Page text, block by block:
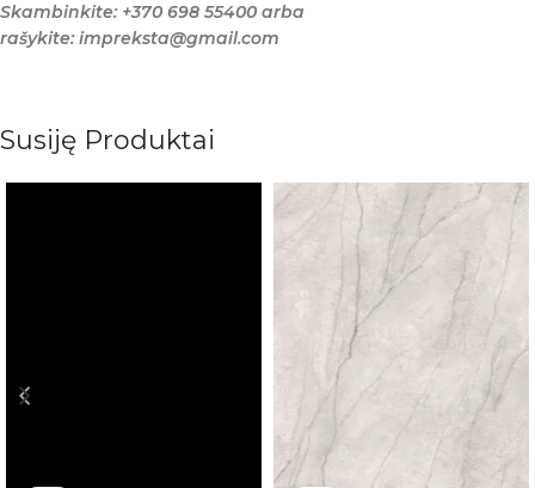
Skambinkite: +370 698 55400 arba
rašykite: impreksta@gmail.com
Susiję Produktai